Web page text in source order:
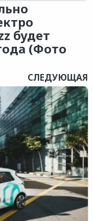
будет
(Фото
СЛЕДУЮЩАЯ